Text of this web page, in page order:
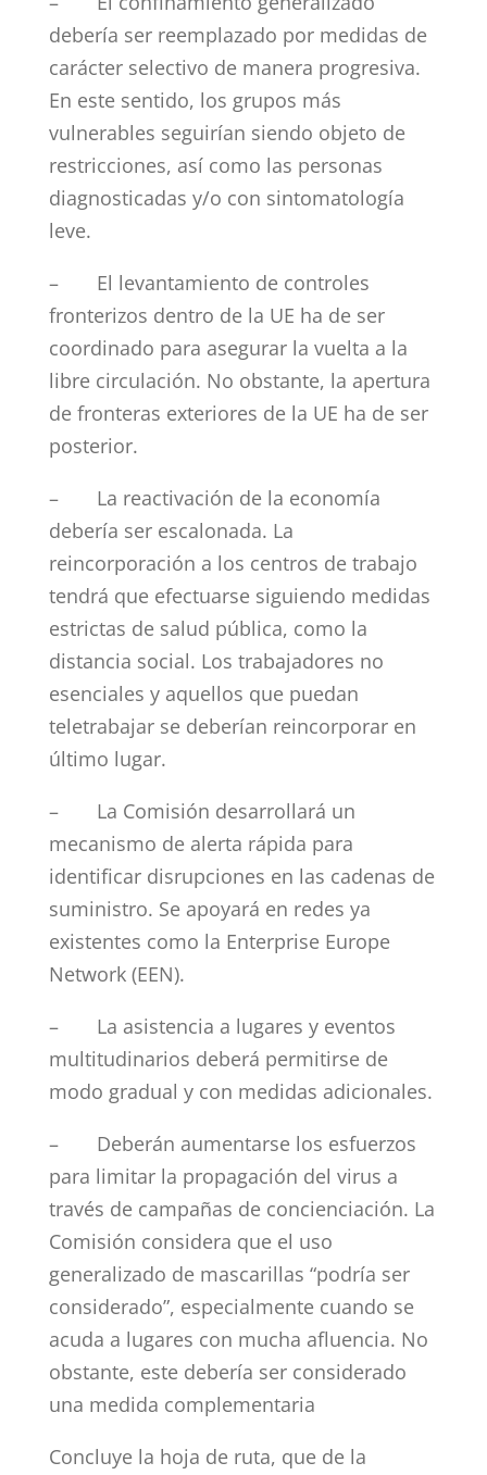
debería ser reemplazado por medidas de
carácter selectivo de manera progresiva.
En este sentido, los grupos más
vulnerables seguirían siendo objeto de
restricciones, así como las personas
diagnosticadas y/o con sintomatología
leve.
– El levantamiento de controles
fronterizos dentro de la UE ha de ser
coordinado para asegurar la vuelta a la
libre circulación. No obstante, la apertura
de fronteras exteriores de la UE ha de ser
posterior.
– La reactivación de la economía
debería ser escalonada. La
reincorporación a los centros de trabajo
tendrá que efectuarse siguiendo medidas
estrictas de salud pública, como la
distancia social. Los trabajadores no
esenciales y aquellos que puedan
teletrabajar se deberían reincorporar en
último lugar.
– La Comisión desarrollará un
mecanismo de alerta rápida para
identificar disrupciones en las cadenas de
suministro. Se apoyará en redes ya
existentes como la Enterprise Europe
Network (EEN).
– La asistencia a lugares y eventos
multitudinarios deberá permitirse de
modo gradual y con medidas adicionales.
– Deberán aumentarse los esfuerzos
para limitar la propagación del virus a
través de campañas de concienciación. La
Comisión considera que el uso
generalizado de mascarillas “podría ser
considerado”, especialmente cuando se
acuda a lugares con mucha afluencia. No
obstante, este debería ser considerado
una medida complementaria
Concluye la hoja de ruta, que de la